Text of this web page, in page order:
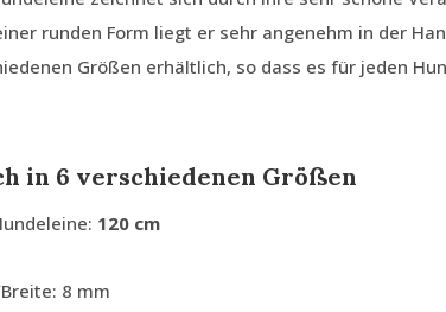
runden Form liegt er sehr angenehm in der
Größen erhältlich, so dass es für jeden
in 6 verschiedenen Größen
120 cm
8 mm